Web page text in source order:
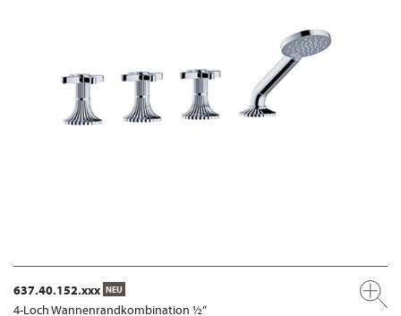
637.40.152.xxx NEU
4-Loch Wannenrandkombination ½“